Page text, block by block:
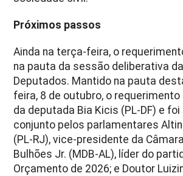
Próximos passos
Ainda na terça-feira, o
na pauta da sessão deliberativa
Deputados. Mantido na pauta
feira, 8 de outubro, o
da deputada Bia Kicis (PL-DF) e
conjunto pelos parlamentares
(PL-RJ), vice-presidente da
Bulhões Jr. (MDB-AL), líder do
Orçamento de 2026; e Doutor